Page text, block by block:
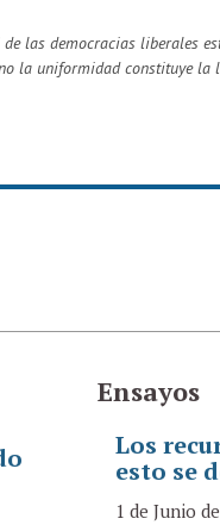
las democracias liberales
la uniformidad constituye
Ensayos
Los
esto se
1 de Junio